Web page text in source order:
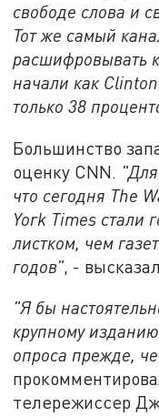
свободе слова и
Тот же самый
расшифровывать
начали как Clinton
только 38
Большинство
оценку CNN.
что сегодня The
York Times стали
листком, чем
годов", -
"Я бы
крупному
опроса прежде,
телережиссер